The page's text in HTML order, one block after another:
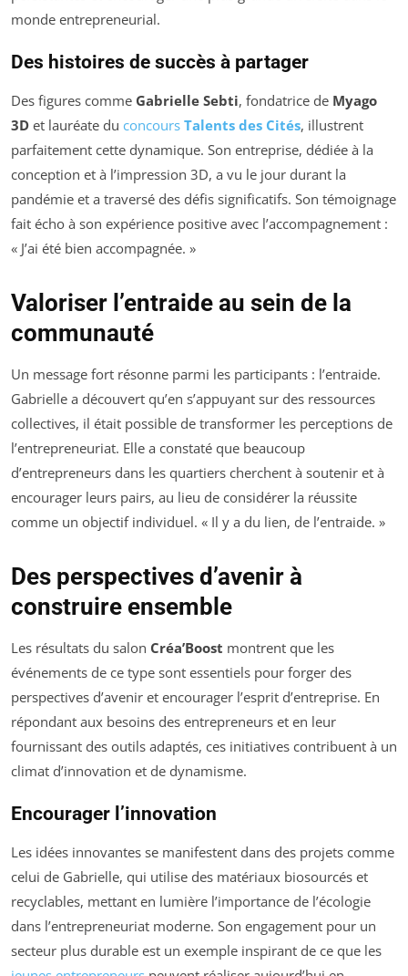
monde entrepreneurial.
Des histoires de succès à partager
Des figures comme Gabrielle Sebti, fondatrice de Myago
3D et lauréate du concours Talents des Cités, illustrent
parfaitement cette dynamique. Son entreprise, dédiée à la
conception et à l’impression 3D, a vu le jour durant la
pandémie et a traversé des défis significatifs. Son témoignage
fait écho à son expérience positive avec l’accompagnement :
« J’ai été bien accompagnée. »
Valoriser l’entraide au sein de la
communauté
Un message fort résonne parmi les participants : l’entraide.
Gabrielle a découvert qu’en s’appuyant sur des ressources
collectives, il était possible de transformer les perceptions de
l’entrepreneuriat. Elle a constaté que beaucoup
d’entrepreneurs dans les quartiers cherchent à soutenir et à
encourager leurs pairs, au lieu de considérer la réussite
comme un objectif individuel. « Il y a du lien, de l’entraide. »
Des perspectives d’avenir à
construire ensemble
Les résultats du salon Créa’Boost montrent que les
événements de ce type sont essentiels pour forger des
perspectives d’avenir et encourager l’esprit d’entreprise. En
répondant aux besoins des entrepreneurs et en leur
fournissant des outils adaptés, ces initiatives contribuent à un
climat d’innovation et de dynamisme.
Encourager l’innovation
Les idées innovantes se manifestent dans des projets comme
celui de Gabrielle, qui utilise des matériaux biosourcés et
recyclables, mettant en lumière l’importance de l’écologie
dans l’entrepreneuriat moderne. Son engagement pour un
secteur plus durable est un exemple inspirant de ce que les